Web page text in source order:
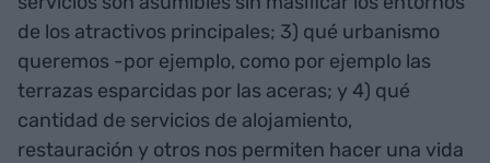
de los atractivos principales; 3) qué urbanismo
queremos -por ejemplo, como por ejemplo las
terrazas esparcidas por las aceras; y 4) qué
cantidad de servicios de alojamiento,
restauración y otros nos permiten hacer una vida